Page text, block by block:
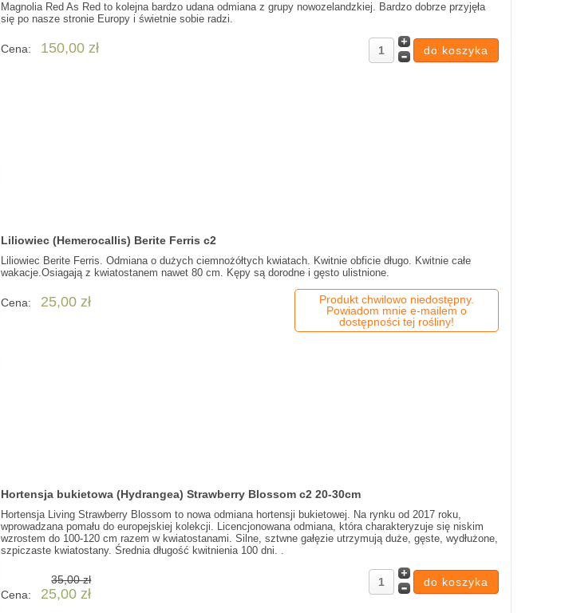
Magnolia Red As Red to kolejna bardzo udana odmiana z grupy nowozelandzkiej. Bardzo dobrze przyjęła
się po nasze stronie Europy i świetnie sobie radzi.
Cena: 150,00 zł
Liliowiec (Hemerocallis) Berite Ferris c2
Liliowiec Berite Ferris. Odmiana o dużych ciemnożółtych kwiatach. Kwitnie obficie długo. Kwitnie całe
wakacje.Osiagają z kwiatostanem nawet 80 cm. Kępy są dorodne i gęsto ulistnione.
Cena: 25,00 zł
Produkt chwilowo niedostępny.
Powiadom mnie e-mailem o
dostępności tej rośliny!
Hortensja bukietowa (Hydrangea) Strawberry Blossom c2 20-30cm
Hortensja Living Strawberry Blossom to nowa odmiana hortensji bukietowej. Na rynku od 2017 roku,
wprowadzana pomału do europejskiej kolekcji. Licencjonowana odmiana, która charakteryzuje się niskim
wzrostem do 100-120 cm razem w kwiatostanami. Silne, sztwne gałęzie utrzymują duże, gęste, wydłużone,
szpiczaste kwiatostany. Średnia długość kwitnienia 100 dni. .
35,00 zł
Cena:
25,00 zł